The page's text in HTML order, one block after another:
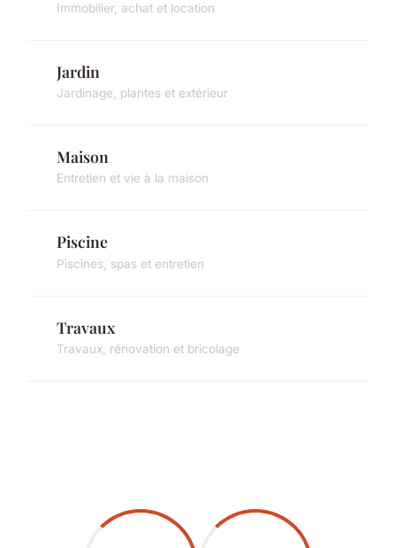
Immobilier, achat et location
Jardin
Jardinage, plantes et extérieur
Maison
Entretien et vie à la maison
Piscine
Piscines, spas et entretien
Travaux
Travaux, rénovation et bricolage